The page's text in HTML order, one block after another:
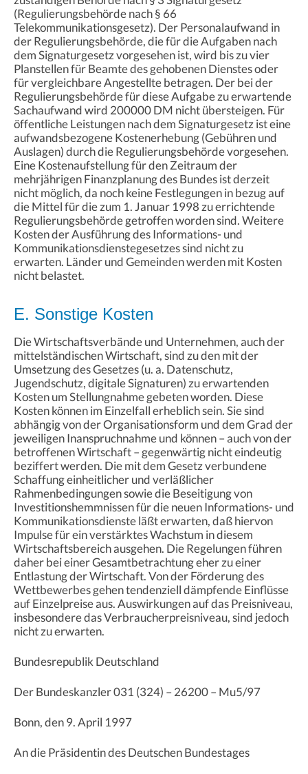
(Regulierungsbehörde nach § 66
Telekommunikationsgesetz). Der Personalaufwand in
der Regulierungsbehörde, die für die Aufgaben nach
dem Signaturgesetz vorgesehen ist, wird bis zu vier
Planstellen für Beamte des gehobenen Dienstes oder
für vergleichbare Angestellte betragen. Der bei der
Regulierungsbehörde für diese Aufgabe zu erwartende
Sachaufwand wird 200000 DM nicht übersteigen. Für
öffentliche Leistungen nach dem Signaturgesetz ist eine
aufwandsbezogene Kostenerhebung (Gebühren und
Auslagen) durch die Regulierungsbehörde vorgesehen.
Eine Kostenaufstellung für den Zeitraum der
mehrjährigen Finanzplanung des Bundes ist derzeit
nicht möglich, da noch keine Festlegungen in bezug auf
die Mittel für die zum 1. Januar 1998 zu errichtende
Regulierungsbehörde getroffen worden sind. Weitere
Kosten der Ausführung des Informations- und
Kommunikationsdienstegesetzes sind nicht zu
erwarten. Länder und Gemeinden werden mit Kosten
nicht belastet.
E. Sonstige Kosten
Die Wirtschaftsverbände und Unternehmen, auch der
mittelständischen Wirtschaft, sind zu den mit der
Umsetzung des Gesetzes (u. a. Datenschutz,
Jugendschutz, digitale Signaturen) zu erwartenden
Kosten um Stellungnahme gebeten worden. Diese
Kosten können im Einzelfall erheblich sein. Sie sind
abhängig von der Organisationsform und dem Grad der
jeweiligen Inanspruchnahme und können – auch von der
betroffenen Wirtschaft – gegenwärtig nicht eindeutig
beziffert werden. Die mit dem Gesetz verbundene
Schaffung einheitlicher und verläßlicher
Rahmenbedingungen sowie die Beseitigung von
Investitionshemmnissen für die neuen Informations- und
Kommunikationsdienste läßt erwarten, daß hiervon
Impulse für ein verstärktes Wachstum in diesem
Wirtschaftsbereich ausgehen. Die Regelungen führen
daher bei einer Gesamtbetrachtung eher zu einer
Entlastung der Wirtschaft. Von der Förderung des
Wettbewerbes gehen tendenziell dämpfende Einflüsse
auf Einzelpreise aus. Auswirkungen auf das Preisniveau,
insbesondere das Verbraucherpreisniveau, sind jedoch
nicht zu erwarten.
Bundesrepublik Deutschland
Der Bundeskanzler 031 (324) – 26200 – Mu5/97
Bonn, den 9. April 1997
An die Präsidentin des Deutschen Bundestages